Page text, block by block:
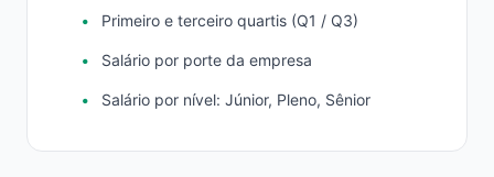
Primeiro e terceiro quartis (Q1 / Q3)
Salário por porte da empresa
Salário por nível: Júnior, Pleno, Sênior